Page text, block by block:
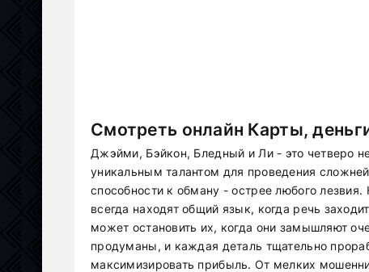
Смотреть онлайн Карты,
Джэйми, Бэйкон, Бледный и Ли - это четверо
уникальным талантом для проведения
способности к обману - острее любого
всегда находят общий язык, когда речь
может остановить их, когда они замышляют
продуманы, и каждая деталь тщательно
максимизировать прибыль. От мелких